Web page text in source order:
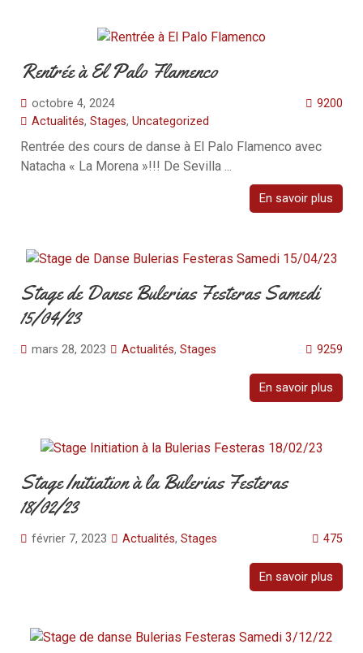
Rentrée à El Palo Flamenco
octobre 4, 2024
9200
Actualités, Stages, Uncategorized
Rentrée des cours de danse à El Palo Flamenco avec
Natacha « La Morena »!!! De Sevilla ...
En savoir plus
Stage de Danse Bulerias Festeras Samedi
15/04/23
mars 28, 2023 9259
Actualités, Stages
En savoir plus
Stage Initiation à la Bulerias Festeras
18/02/23
février 7, 2023 475
Actualités, Stages
En savoir plus